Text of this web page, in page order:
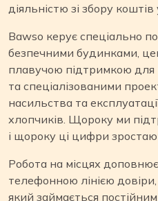
діяльністю зі збору коштів
Bawso керує спеціально
безпечними будинками,
плавучою підтримкою для
та спеціалізованими
насильства та
хлопчиків. Щороку ми
і щороку ці цифри
Робота на місцях
телефонною лінією
який займається